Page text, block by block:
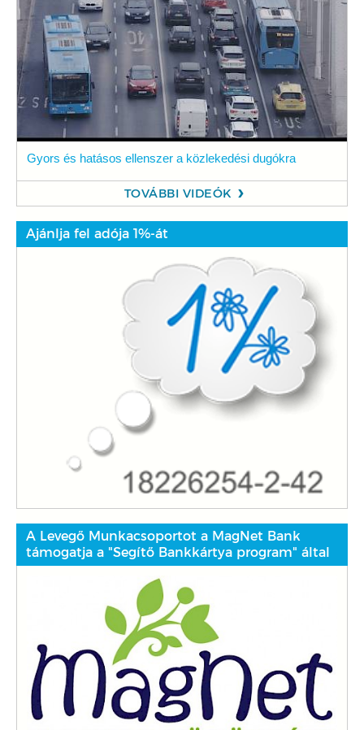
Gyors és hatásos ellenszer a közlekedési dugókra
TOVÁBBI VIDEÓK
Ajánlja fel adója 1%-át
A Levegő Munkacsoportot a MagNet Bank
támogatja a "Segítő Bankkártya program" által